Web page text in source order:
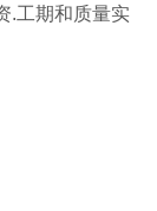
.工期和质量实